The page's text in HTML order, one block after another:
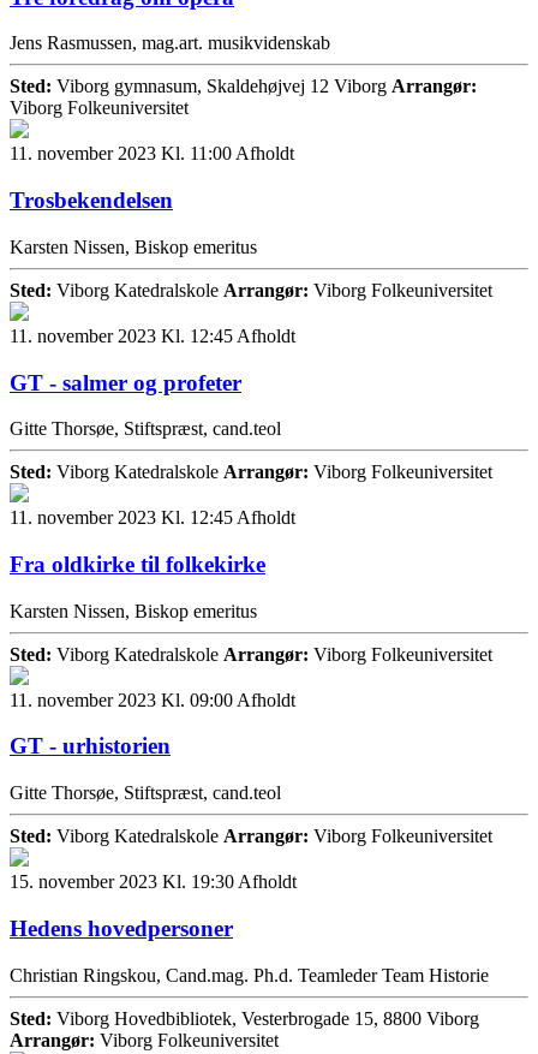
Jens Rasmussen, mag.art. musikvidenskab
Sted: Viborg gymnasum, Skaldehøjvej 12 Viborg Arrangør:
Viborg Folkeuniversitet
11. november 2023 Kl. 11:00Afholdt
Trosbekendelsen
Karsten Nissen, Biskop emeritus
Sted: Viborg Katedralskole Arrangør: Viborg Folkeuniversitet
11. november 2023 Kl. 12:45 Afholdt
GT - salmer og profeter
Gitte Thorsøe, Stiftspræst, cand.teol
Sted: Viborg Katedralskole Arrangør: Viborg Folkeuniversitet
11. november 2023 Kl. 12:45 Afholdt
Fra oldkirke til folkekirke
Karsten Nissen, Biskop emeritus
Sted: Viborg Katedralskole Arrangør: Viborg Folkeuniversitet
11. november 2023 Kl. 09:00 Afholdt
GT - urhistorien
Gitte Thorsøe, Stiftspræst, cand.teol
Sted: Viborg Katedralskole Arrangør: Viborg Folkeuniversitet
15. november 2023 Kl. 19:30 Afholdt
Hedens hovedpersoner
Christian Ringskou, Cand.mag. Ph.d. Teamleder Team Historie
Sted: Viborg Hovedbibliotek, Vesterbrogade 15, 8800 Viborg
Arrangør: Viborg Folkeuniversitet